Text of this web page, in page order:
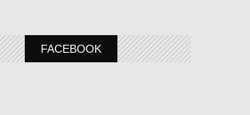
FACEBOOK